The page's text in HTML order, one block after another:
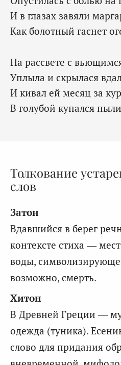
И в глазах завяли
Как болотный гаснет
На рассвете с
Уплыла и скрылася
И кивал ей месяц за
В голубой купался
Толкование
слов
Затон
Вдавшийся в берег
контексте стиха —
воды,
возможно, смерть.
Хитон
В Древней Греции —
одежда (туника).
слово для придания